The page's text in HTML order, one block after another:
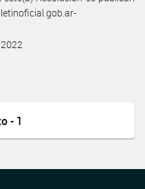
- 1